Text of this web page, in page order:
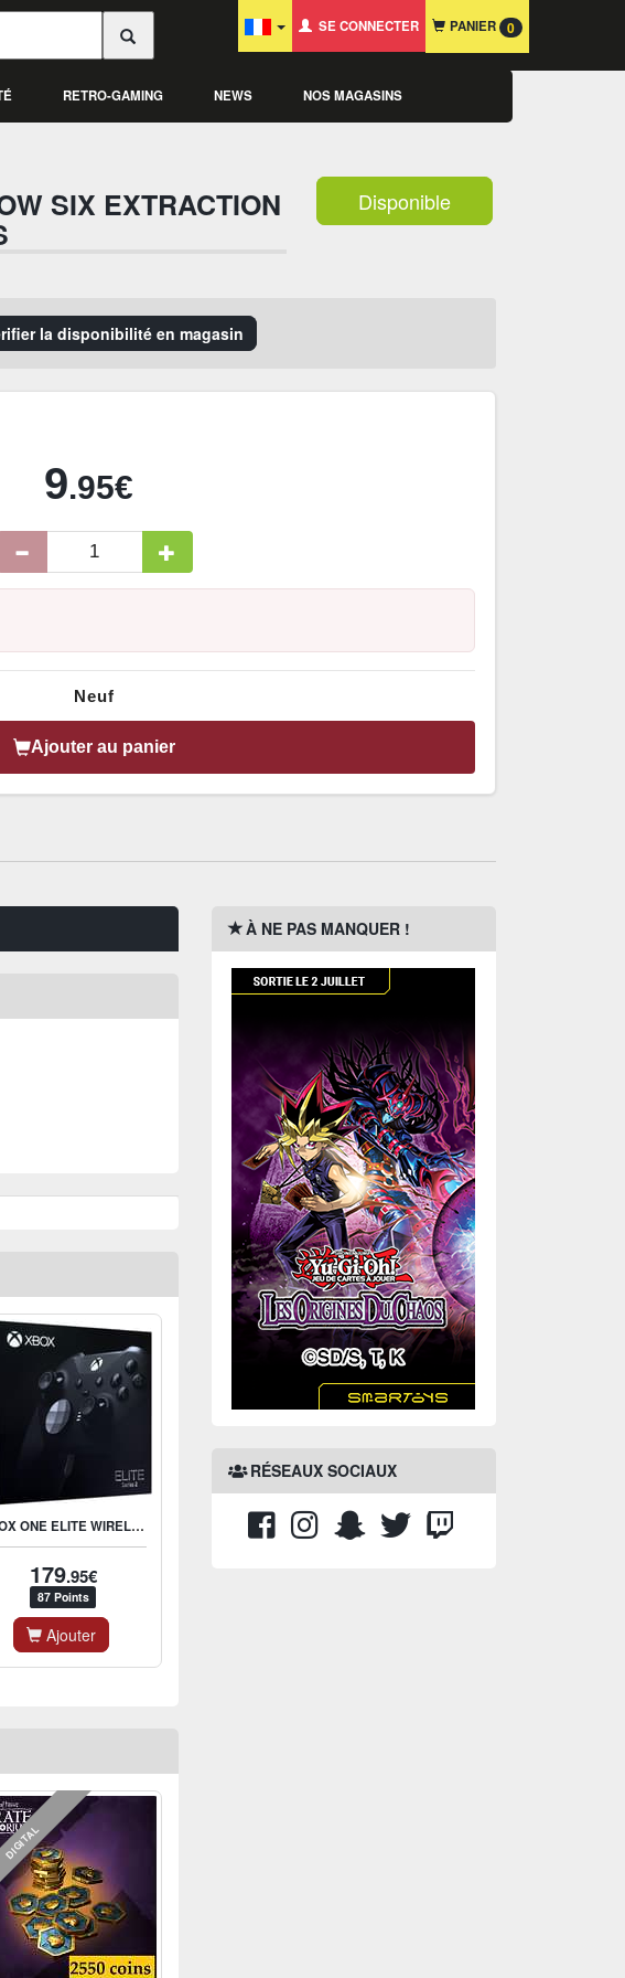
SE CONNECTER PANIER 0
RETRO-GAMING NEWS NOS MAGASINS
SIX EXTRACTION Disponible
la disponibilité en magasin
9.95€
Neuf
Ajouter au panier
XBOX ONE ELITE WIRELESS BLUETOOTH CONTROLLER BLACK SERIES 2
179.95€
87 Points
Ajouter
DIGITAL
À NE PAS MANQUER !
RÉSEAUX SOCIAUX